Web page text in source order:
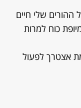
שלי חיים
כוח למרות
אצטרך לפעול